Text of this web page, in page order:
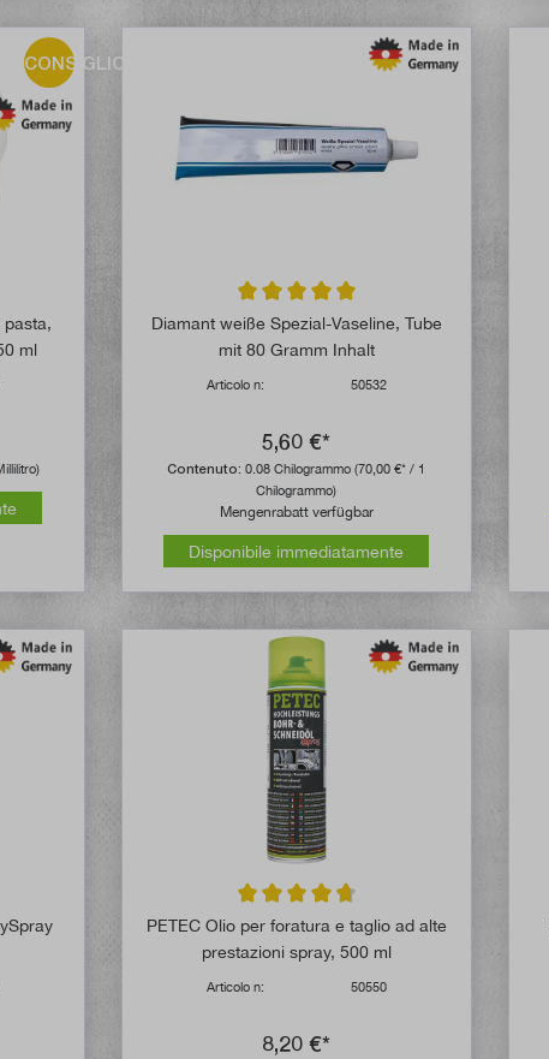
CONSIGLIO!
5 su 5 stelle
ml
Valutazione media di 5 su 5 stelle
Diamant weiße Spezial-Vaseline, Tube
mit 80 Gramm Inhalt
Articolo n: 50532
5,60 €*
Contenuto:0.08 Chilogrammo(70,00 €* / 1
Chilogrammo)
Mengenrabatt verfügbar
Disponibile immediatamente
Valutazione media di 4.6 su 5 stelle
PETEC Olio per foratura e taglio ad alte
prestazioni spray, 500 ml
Articolo n: 50550
8,20 €*